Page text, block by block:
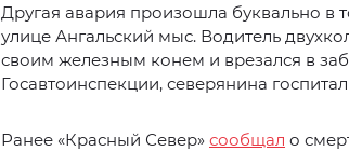
Другая авария произошла буквально в
улице Ангальский мыс. Водитель
своим железным конем и врезался в
Госавтоинспекции, северянина
Ранее «Красный Север» сообщал о